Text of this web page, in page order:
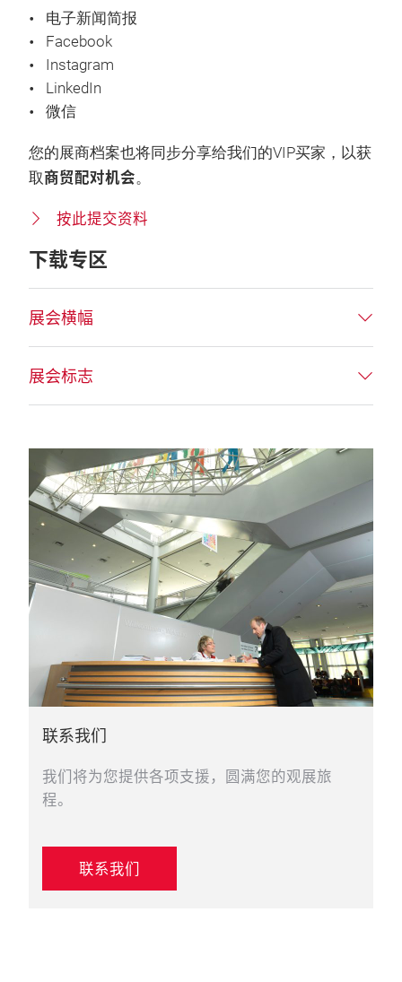
电子新闻简报
Facebook
Instagram
LinkedIn
微信
您的展商档案也将同步分享给我们的VIP买家，以获
取商贸配对机会。
按此提交资料
下载专区
展会横幅
展会标志
联系我们
我们将为您提供各项支援，圆满您的观展旅
程。
联系我们